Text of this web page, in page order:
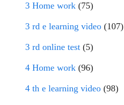
3 Home work (75)
3 rd e learning video (107)
3 rd online test (5)
4 Home work (96)
4 th e learning video (98)